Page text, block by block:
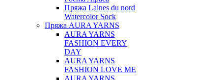
Пряжа Laines du nord
Watercolor Sock
Пряжа AURA YARNS
AURA YARNS
FASHION EVERY
DAY
AURA YARNS
FASHION LOVE ME
AURA YARNS